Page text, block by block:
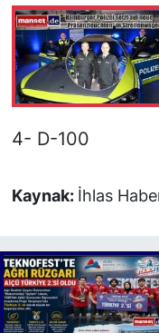
4- D-100
Kaynak: İhlas